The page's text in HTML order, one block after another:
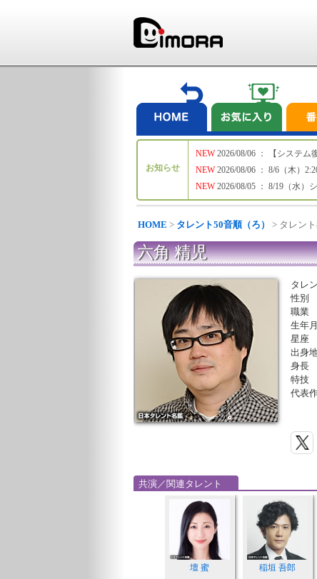
お知らせ
NEW
NEW
NEW
2026/08/06 ： 【システ
2026/08/06 ： 8/6（木）
2026/08/05 ： 8/19（水）
HOME > タレント50音順（ろ） > タレン
六角 精児
タレ
性別
職業
生年
星座
出身
身長
特技
代表
共演／関連タレント
壇 蜜 稲垣 吾郎